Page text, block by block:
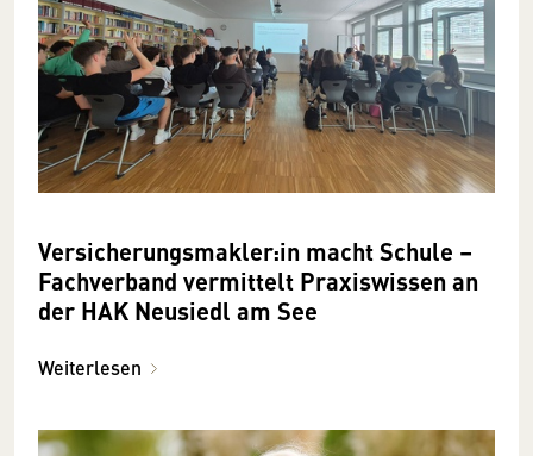
Versicherungsmakler:in macht Schule –
Fachverband vermittelt Praxiswissen an
der HAK Neusiedl am See
Weiterlesen